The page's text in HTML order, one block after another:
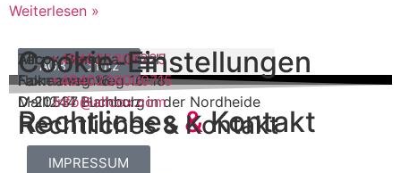
Weiterlesen »
Rechtliches& Kontakt
Impressum
Datenschutz
AGB
Allcox GmbH
Falkenweg 16
D-21244 Buchholz in der Nordheide
Allcox Persona GmbH
Normannenweg 16-18
D-20537 Hamburg
Tel.:+494025306225
Fax:+4940238000715
Mail:info@allcox.com
Cookie-Einstellungen
Rechtliches &Kontakt
IMPRESSUM